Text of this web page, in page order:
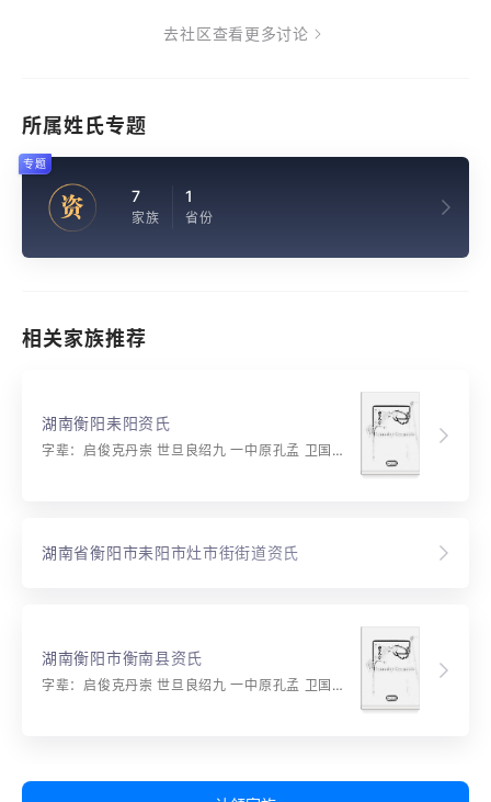
去社区查看更多讨论
所属姓氏专题
资 7
家族
1
省份
专题
相关家族推荐
湖南衡阳耒阳资氏
字辈：启俊克丹崇 世旦良绍九 一中原孔孟 卫国辅朝廷 道义（泰）名（英）儒（襄）衍（振） 诗书万古兴 承先弘祖德 裕后焕青春 豪贤光际运 文武定乾坤
湖南省衡阳市耒阳市灶市街街道资氏
湖南衡阳市衡南县资氏
字辈：启俊克丹崇 世旦良绍九 一中原孔孟 卫国辅朝廷 道义（泰）名（英）儒（襄）衍（振） 诗书万古兴 承先弘祖德 裕后焕青春 豪贤光际运 文武定乾坤